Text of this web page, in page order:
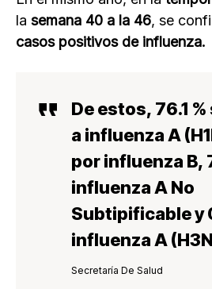
la semana 40 a la 46, se
casos positivos de influenza.
De estos, 76.1
a influenza A
porinfluenza B,
influenza A No
Subtipificabley
influenza A
Secretaría De Salud